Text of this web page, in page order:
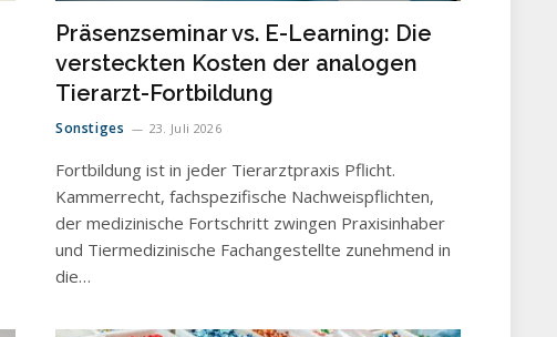
Präsenzseminar vs. E-Learning: Die
versteckten Kosten der analogen
Tierarzt-Fortbildung
Sonstiges 23. Juli 2026
Fortbildung ist in jeder Tierarztpraxis Pflicht.
Kammerrecht, fachspezifische Nachweispflichten,
der medizinische Fortschritt zwingen Praxisinhaber
und Tiermedizinische Fachangestellte zunehmend in
die…